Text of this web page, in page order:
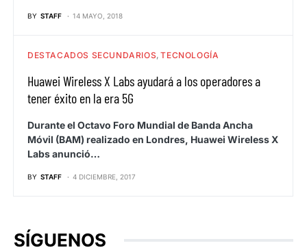
BY STAFF 14 MAYO, 2018
DESTACADOS SECUNDARIOS TECNOLOGÍA
Huawei Wireless X Labs ayudará a los operadores a
tener éxito en la era 5G
Durante el Octavo Foro Mundial de Banda Ancha
Móvil (BAM) realizado en Londres, Huawei Wireless X
Labs anunció…
BY STAFF 4 DICIEMBRE, 2017
SÍGUENOS